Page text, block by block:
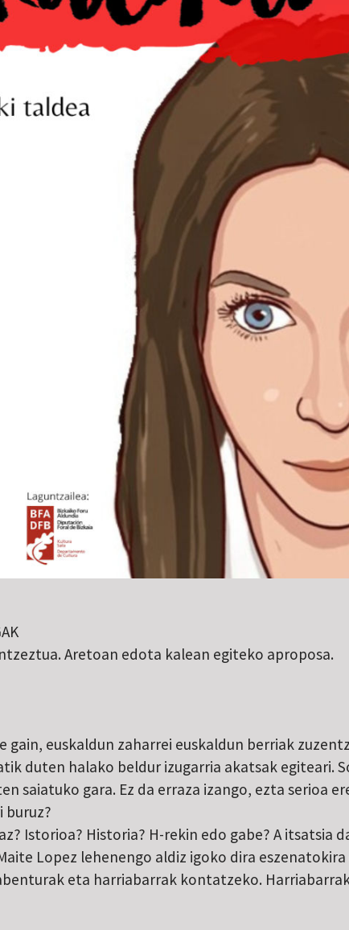
Aretoan edota kalean egiteko aproposa.
gain, euskaldun zaharrei euskaldun berriak
duten halako beldur izugarria akatsak egiteari.
saiatuko gara. Ez da erraza izango, ezta serioa
buruz?
Istorioa? Historia? H-rekin edo gabe? A itsatsia
Lopez lehenengo aldiz igoko dira
eta harriabarrak kontatzeko.